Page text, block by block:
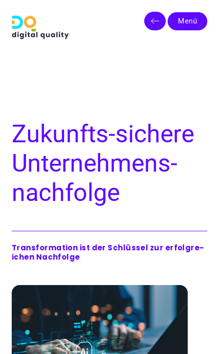
Menü
Zukunfts-sichere
Unternehmens-
nachfolge
Trans­for­ma­tion ist der Schlüs­sel zur erfol­gre­
ichen Nachfolge